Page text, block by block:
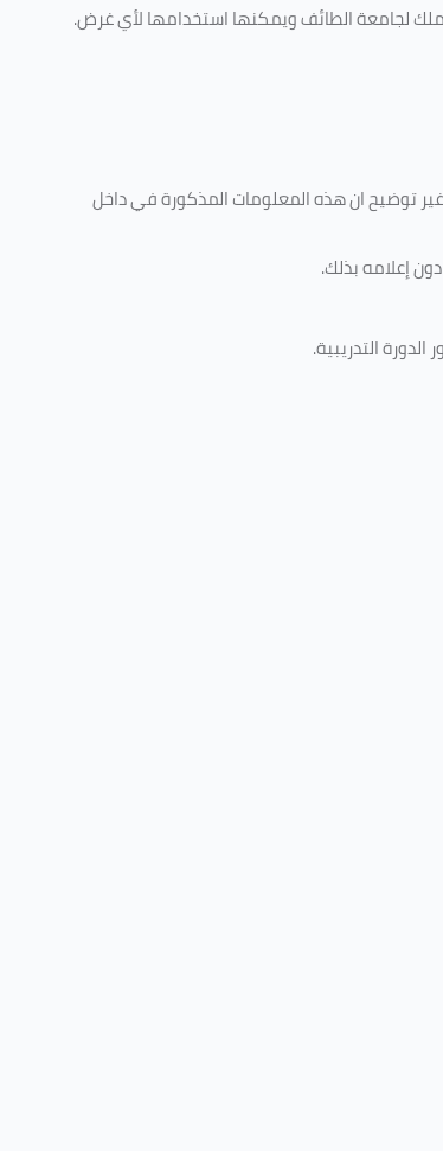
لجامعة الطائف ويمكنها استخدامها لأي غرض.
توضيح ان هذه المعلومات المذكورة في داخل
إعلامه بذلك.
التدريبية.